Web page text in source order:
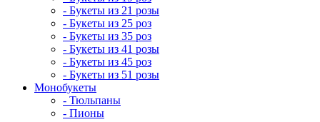
- Букеты из 21 розы
- Букеты из 25 роз
- Букеты из 35 роз
- Букеты из 41 розы
- Букеты из 45 роз
- Букеты из 51 розы
Монобукеты
- Тюльпаны
- Пионы